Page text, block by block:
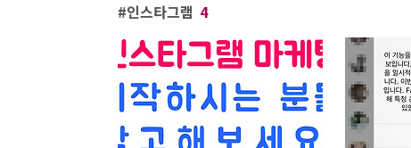
인스타그램 4